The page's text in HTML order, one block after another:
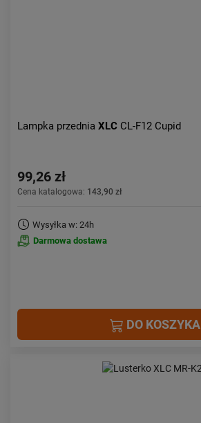
Lampka przednia XLC CL-F12 Cupid
99,26 zł
Cena katalogowa: 143,90 zł
Wysyłka w: 24h
Darmowa dostawa
DO KOSZYKA